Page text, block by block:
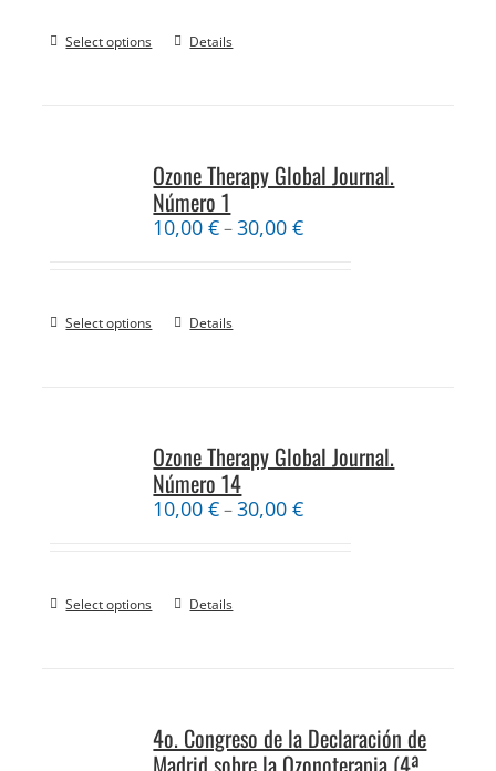
Select options Details
Ozone Therapy Global Journal.
Número 1
10,00€–30,00€
Select options Details
Ozone Therapy Global Journal.
Número 14
10,00€–30,00€
Select options Details
4o. Congreso de la Declaración de
Madrid sobre la Ozonoterapia (4ª.